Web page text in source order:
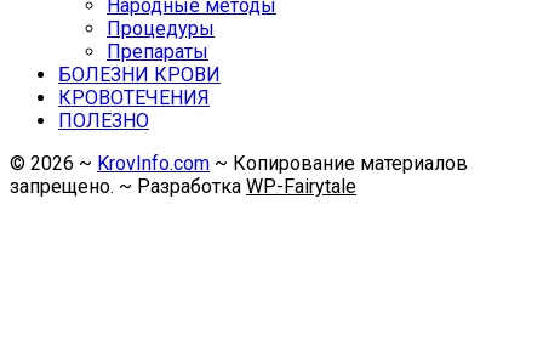
Народные методы
Процедуры
Препараты
БОЛЕЗНИ КРОВИ
КРОВОТЕЧЕНИЯ
ПОЛЕЗНО
© 2026 ~ KrovInfo.com ~ Копирование материалов
запрещено. ~ Разработка WP-Fairytale